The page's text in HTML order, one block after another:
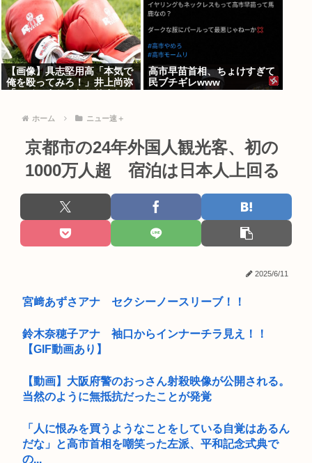
【画像】具志堅用高「本気で
俺を殴ってみろ！」井上尚弥
高市早苗首相、ちょけすぎて
民ブチギレwww
ホーム ニュー速＋
京都市の24年外国人観光客、初の
1000万人超 宿泊は日本人上回る
2025/6/11
宮﨑あずさアナ セクシーノースリーブ！！
鈴木奈穂子アナ 袖口からインナーチラ見え！！
【GIF動画あり】
【動画】大阪府警のおっさん射殺映像が公開される。
当然のように無抵抗だったことが発覚
「人に恨みを買うようなことをしている自覚はあるん
だな」と高市首相を嘲笑った左派、平和記念式典で
の...